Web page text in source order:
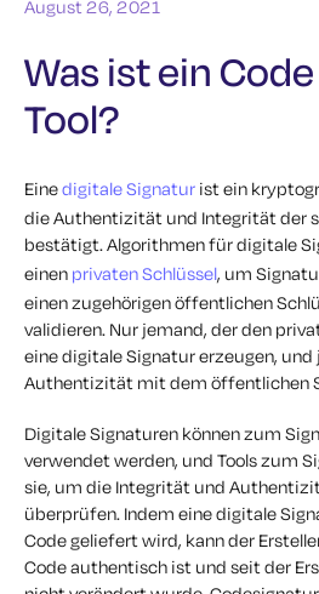
August 26, 2021
Was ist ein
Tool?
Einedigitale Signatur ist ein
die Authentizität und Integrität der
bestätigt. Algorithmen für digitale
einen privaten Schlüssel, um
einen zugehörigen öffentlichen
validieren. Nur jemand, der den
eine digitale Signatur erzeugen, und
Authentizität mit dem öffentlichen
Digitale Signaturen können zum
verwendet werden, und Tools zum
sie, um die Integrität und
überprüfen. Indem eine digitale
Code geliefert wird, kann der
Code authentisch ist und seit der